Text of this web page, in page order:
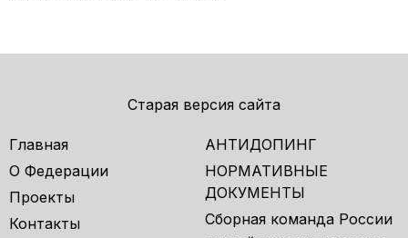
Старая версия сайта
Главная
О Федерации
Проекты
Контакты
АНТИДОПИНГ
НОРМАТИВНЫЕ
ДОКУМЕНТЫ
Сборная команда России